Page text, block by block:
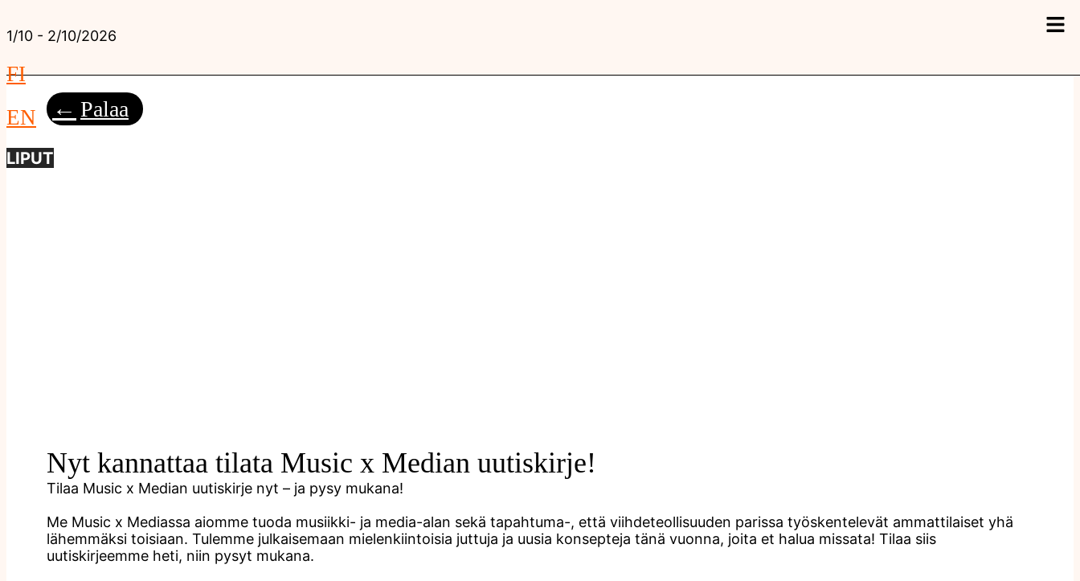
1/10 - 2/10/2026
FI
EN
LIPUT
Palaa
Nyt kannattaa tilata Music x Median uutiskirje!
Tilaa Music x Median uutiskirje nyt – ja pysy mukana!
Me Music x Mediassa aiomme tuoda musiikki- ja media-alan sekä tapahtuma-, että viihdeteollisuuden parissa työskentelevät ammattilaiset yhä
lähemmäksi toisiaan. Tulemme julkaisemaan mielenkiintoisia juttuja ja uusia konsepteja tänä vuonna, joita et halua missata! Tilaa siis
uutiskirjeemme heti, niin pysyt mukana.